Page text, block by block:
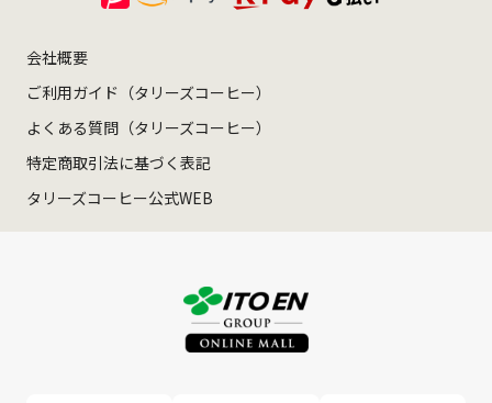
会社概要
ご利用ガイド（タリーズコーヒー）
よくある質問（タリーズコーヒー）
特定商取引法に基づく表記
タリーズコーヒー公式WEB